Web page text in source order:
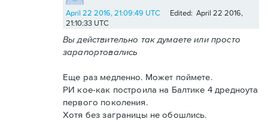
April 22 2016, 21:09:49 UTC
Edited: April 22 2016,
21:10:33 UTC
Вы действительно так думаете или просто
зарапортовались
Еще раз медленно. Может поймете.
РИ кое-как построила на Балтике 4 дредноута
первого поколения.
Хотя без заграницы не обошлись.